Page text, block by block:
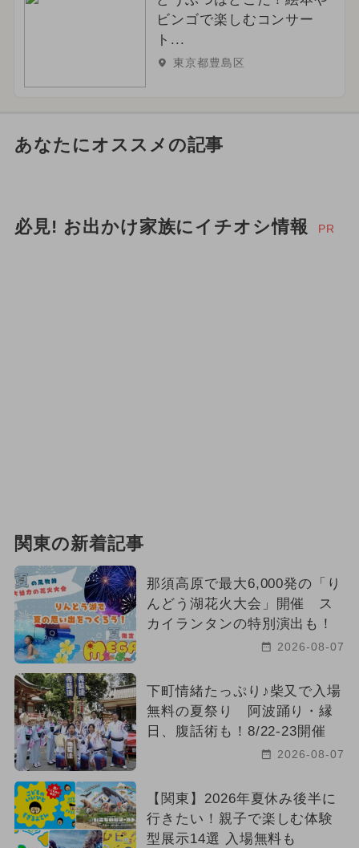
ビンゴで楽しむコンサー
ト...
東京都豊島区
あなたにオススメの記事
必見! お出かけ家族にイチオシ情報 PR
関東の新着記事
那須高原で最大6,000発の「り
んどう湖花火大会」開催 ス
カイランタンの特別演出も！
2026-08-07
下町情緒たっぷり♪柴又で入場
無料の夏祭り 阿波踊り・縁
日、腹話術も！8/22-23開催
2026-08-07
【関東】2026年夏休み後半に
行きたい！親子で楽しむ体験
型展示14選 入場無料も